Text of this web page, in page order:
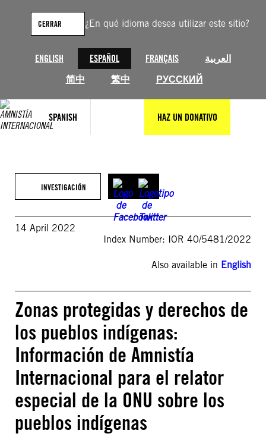
¿En qué idioma desea utilizar este sitio?
ENGLISH ESPAÑOL FRANÇAIS
العربية
简中
繁中 РУССКИЙ
CERRAR
SPANISH HAZ UN DONATIVO
contenido
INVESTIGACIÓN
14 April 2022
Index Number: IOR 40/5481/2022
Also available in English
Zonas protegidas y derechos de
los pueblos indígenas:
Información de Amnistía
Internacional para el relator
especial de la ONU sobre los
pueblos indígenas